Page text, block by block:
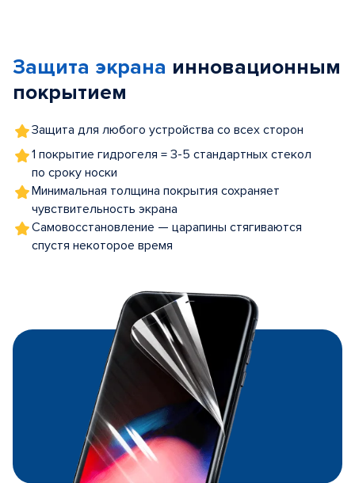
5
Защита экрана инновационным
покрытием
Защита для любого устройства со всех сторон
1 покрытие гидрогеля = 3-5 стандартных стекол
по сроку носки
Минимальная толщина покрытия сохраняет
чувствительность экрана
Самовосстановление — царапины стягиваются
спустя некоторое время